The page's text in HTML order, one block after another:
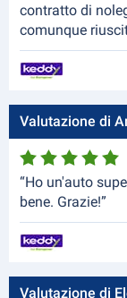
contratto di
comunque
Valutazione di
“Ho un'auto
bene. Grazie!”
Valutazione di